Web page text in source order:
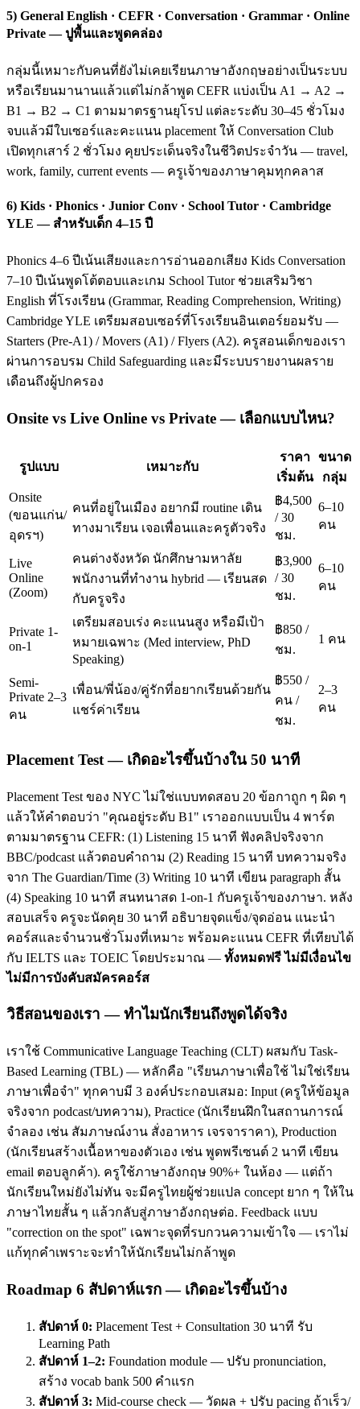
5) General English · CEFR · Conversation · Grammar · Online
Private — ปูพื้นและพูดคล่อง
กลุ่มนี้เหมาะกับคนที่ยังไม่เคยเรียนภาษาอังกฤษอย่างเป็นระบบ
หรือเรียนมานานแล้วแต่ไม่กล้าพูด CEFR แบ่งเป็น A1 → A2 →
B1 → B2 → C1 ตามมาตรฐานยุโรป แต่ละระดับ 30–45 ชั่วโมง
จบแล้วมีใบเซอร์และคะแนน placement ให้ Conversation Club
เปิดทุกเสาร์ 2 ชั่วโมง คุยประเด็นจริงในชีวิตประจำวัน — travel,
work, family, current events — ครูเจ้าของภาษาคุมทุกคลาส
6) Kids · Phonics · Junior Conv · School Tutor · Cambridge
YLE — สำหรับเด็ก 4–15 ปี
Phonics 4–6 ปีเน้นเสียงและการอ่านออกเสียง Kids Conversation
7–10 ปีเน้นพูดโต้ตอบและเกม School Tutor ช่วยเสริมวิชา
English ที่โรงเรียน (Grammar, Reading Comprehension, Writing)
Cambridge YLE เตรียมสอบเซอร์ที่โรงเรียนอินเตอร์ยอมรับ —
Starters (Pre-A1) / Movers (A1) / Flyers (A2). ครูสอนเด็กของเรา
ผ่านการอบรม Child Safeguarding และมีระบบรายงานผลราย
เดือนถึงผู้ปกครอง
Onsite vs Live Online vs Private — เลือกแบบไหน?
รูปแบบ เหมาะกับ
ราคา
เริ่มต้น
ขนาด
กลุ่ม
Onsite
(ขอนแก่น/
อุดรฯ)
คนที่อยู่ในเมือง อยากมี routine เดิน
ทางมาเรียน เจอเพื่อนและครูตัวจริง
฿4,500
/ 30
ชม.
6–10
คน
Live
Online
(Zoom)
คนต่างจังหวัด นักศึกษามหาลัย
พนักงานที่ทำงาน hybrid — เรียนสด
กับครูจริง
฿3,900
/ 30
ชม.
6–10
คน
Private 1-
on-1
เตรียมสอบเร่ง คะแนนสูง หรือมีเป้า
หมายเฉพาะ (Med interview, PhD
Speaking)
฿850 /
ชม.
1 คน
Semi-
Private 2–3
คน
เพื่อน/พี่น้อง/คู่รักที่อยากเรียนด้วยกัน
แชร์ค่าเรียน
฿550 /
คน /
ชม.
2–3
คน
Placement Test — เกิดอะไรขึ้นบ้างใน 50 นาที
Placement Test ของ NYC ไม่ใช่แบบทดสอบ 20 ข้อกาถูก ๆ ผิด ๆ
แล้วให้คำตอบว่า "คุณอยู่ระดับ B1" เราออกแบบเป็น 4 พาร์ต
ตามมาตรฐาน CEFR: (1) Listening 15 นาที ฟังคลิปจริงจาก
BBC/podcast แล้วตอบคำถาม (2) Reading 15 นาที บทความจริง
จาก The Guardian/Time (3) Writing 10 นาที เขียน paragraph สั้น
(4) Speaking 10 นาที สนทนาสด 1-on-1 กับครูเจ้าของภาษา. หลัง
สอบเสร็จ ครูจะนัดคุย 30 นาที อธิบายจุดแข็ง/จุดอ่อน แนะนำ
คอร์สและจำนวนชั่วโมงที่เหมาะ พร้อมคะแนน CEFR ที่เทียบได้
กับ IELTS และ TOEIC โดยประมาณ — ทั้งหมดฟรี ไม่มีเงื่อนไข
ไม่มีการบังคับสมัครคอร์ส
วิธีสอนของเรา — ทำไมนักเรียนถึงพูดได้จริง
เราใช้ Communicative Language Teaching (CLT) ผสมกับ Task-
Based Learning (TBL) — หลักคือ "เรียนภาษาเพื่อใช้ ไม่ใช่เรียน
ภาษาเพื่อจำ" ทุกคาบมี 3 องค์ประกอบเสมอ: Input (ครูให้ข้อมูล
จริงจาก podcast/บทความ), Practice (นักเรียนฝึกในสถานการณ์
จำลอง เช่น สัมภาษณ์งาน สั่งอาหาร เจรจาราคา), Production
(นักเรียนสร้างเนื้อหาของตัวเอง เช่น พูดพรีเซนต์ 2 นาที เขียน
email ตอบลูกค้า). ครูใช้ภาษาอังกฤษ 90%+ ในห้อง — แต่ถ้า
นักเรียนใหม่ยังไม่ทัน จะมีครูไทยผู้ช่วยแปล concept ยาก ๆ ให้ใน
ภาษาไทยสั้น ๆ แล้วกลับสู่ภาษาอังกฤษต่อ. Feedback แบบ
"correction on the spot" เฉพาะจุดที่รบกวนความเข้าใจ — เราไม่
แก้ทุกคำเพราะจะทำให้นักเรียนไม่กล้าพูด
Roadmap 6 สัปดาห์แรก — เกิดอะไรขึ้นบ้าง
สัปดาห์ 0: Placement Test + Consultation 30 นาที รับ
Learning Path
สัปดาห์ 1–2: Foundation module — ปรับ pronunciation,
สร้าง vocab bank 500 คำแรก
สัปดาห์ 3: Mid-course check — วัดผล + ปรับ pacing ถ้าเร็ว/